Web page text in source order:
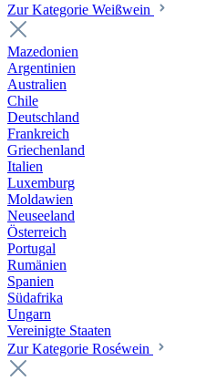
Zur Kategorie Weißwein
Mazedonien
Argentinien
Australien
Chile
Deutschland
Frankreich
Griechenland
Italien
Luxemburg
Moldawien
Neuseeland
Österreich
Portugal
Rumänien
Spanien
Südafrika
Ungarn
Vereinigte Staaten
Zur Kategorie Roséwein